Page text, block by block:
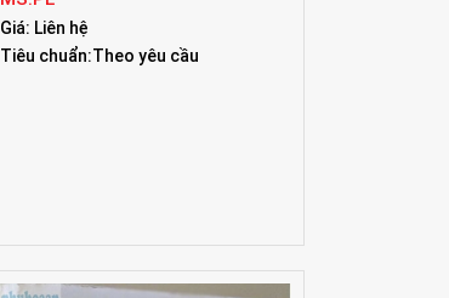
Giá: Liên hệ
Tiêu chuẩn:Theo yêu cầu